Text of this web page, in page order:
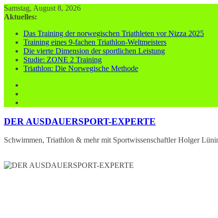
Zum
Inhalt
Samstag, August 8, 2026
Aktuelles:
Das Training der norwegischen Triathleten vor Nizza 2025
Training eines 9-fachen Triathlon-Weltmeisters
Die vierte Dimension der sportlichen Leistung
Studie: ZONE 2 Training
Triathlon: Die Norwegische Methode
DER AUSDAUERSPORT-EXPERTE
Schwimmen, Triathlon & mehr mit Sportwissenschaftler Holger